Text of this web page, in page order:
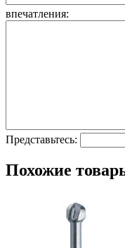
впечатления:
Представьтесь:
Похожие